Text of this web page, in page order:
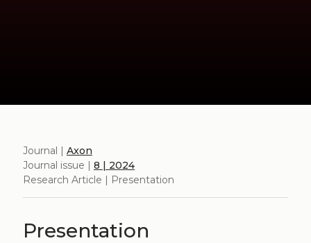
Journal | Axon
Journal issue | 8 | 2024
Research Article | Presentation
Presentation